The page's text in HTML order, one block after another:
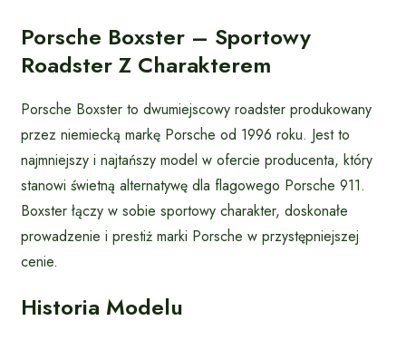
Porsche Boxster – Sportowy
Roadster Z Charakterem
Porsche Boxster to dwumiejscowy roadster produkowany
przez niemiecką markę Porsche od 1996 roku. Jest to
najmniejszy i najtańszy model w ofercie producenta, który
stanowi świetną alternatywę dla flagowego Porsche 911.
Boxster łączy w sobie sportowy charakter, doskonałe
prowadzenie i prestiż marki Porsche w przystępniejszej
cenie.
Historia Modelu